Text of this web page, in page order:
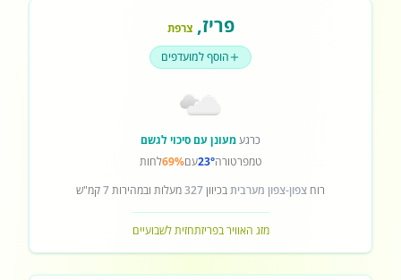
פריז,צרפת
הוסף למועדפים
כרגעמעונן עם סיכוי לגשם
טמפרטורה23°עם69%לחות
רוח צפון-צפון מערביתבכיוון327מעלות ובמהירות7קמ"ש
מזג האוויר בפריזתחזית לשבועיים